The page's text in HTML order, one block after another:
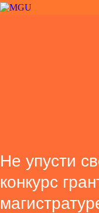
Не упусти
конкурс